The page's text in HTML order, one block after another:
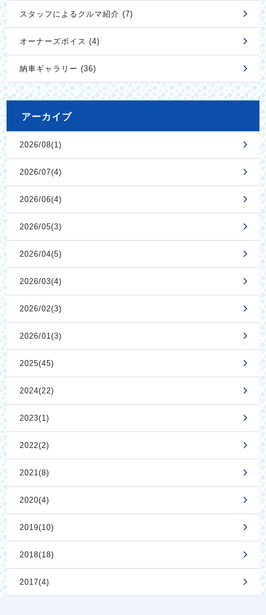
スタッフによるクルマ紹介 (7)
オーナーズボイス (4)
納車ギャラリー (36)
アーカイブ
2026/08(1)
2026/07(4)
2026/06(4)
2026/05(3)
2026/04(5)
2026/03(4)
2026/02(3)
2026/01(3)
2025(45)
2024(22)
2023(1)
2022(2)
2021(8)
2020(4)
2019(10)
2018(18)
2017(4)